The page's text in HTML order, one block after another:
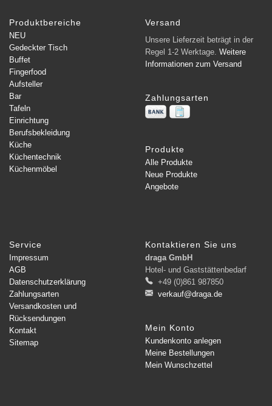
Produktbereiche
NEU
Gedeckter Tisch
Buffet
Fingerfood
Aufsteller
Bar
Tafeln
Einrichtung
Berufsbekleidung
Küche
Küchentechnik
Küchenmöbel
Versand
Unsere Lieferzeit beträgt in der
Regel 1-2 Werktage. Weitere
Informationen zum Versand
Zahlungsarten
Produkte
Alle Produkte
Neue Produkte
Angebote
Service
Impressum
AGB
Datenschutzerklärung
Zahlungsarten
Versandkosten und
Rücksendungen
Kontakt
Sitemap
Kontaktieren Sie uns
draga GmbH
Hotel- und Gaststättenbedarf
+49 (0)861 987850
verkauf@draga.de
Mein Konto
Kundenkonto anlegen
Meine Bestellungen
Mein Wunschzettel